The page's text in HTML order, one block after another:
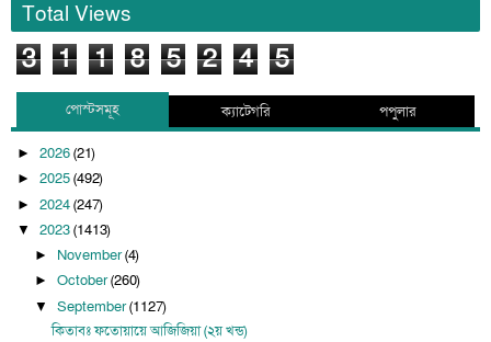
Total Views
3 1 1 8 5 2 4 5
পোস্টসমূহ ক্যাটেগরি পপুলার
► 2026(21)
► 2025(492)
► 2024(247)
▼ 2023(1413)
► November(4)
► October(260)
▼ September(1127)
কিতাবঃ ফতোয়ায়ে আজিজিয়া (২য় খন্ড)